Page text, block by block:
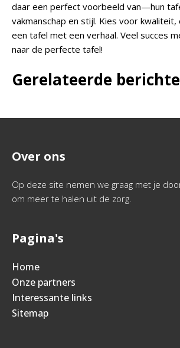
daar een perfect voorbeeld van—hun
vakmanschap en stijl. Kies voor kwaliteit,
een tafel met een verhaal. Veel succes
naar de perfecte tafel!
Gerelateerde
Over ons
Op deze site nemen we graag met je
om meer te halen uit de zorg.
Pagina's
Home
Onze partners
Interessante links
Sitemap